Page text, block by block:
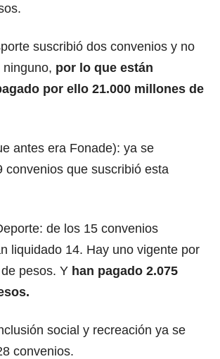
suscribió dos convenios y no
por lo que están
por ello 21.000 millones de
antes era Fonade): ya se
convenios que suscribió esta
de los 15 convenios
liquidado 14. Hay uno vigente por
pesos. Y han pagado 2.075
social y recreación ya se
convenios.